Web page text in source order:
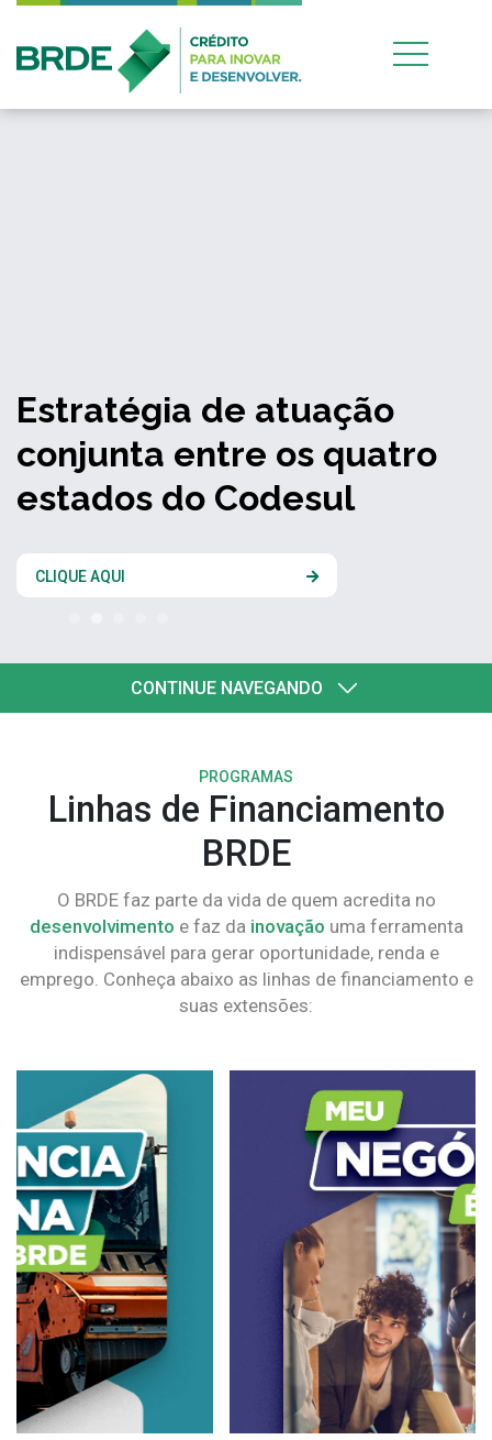
Estratégia de atuação
conjunta entre os quatro
estados do Codesul
CLIQUE AQUI
CONTINUE NAVEGANDO
PROGRAMAS
Linhas de Financiamento
BRDE
O BRDE faz parte da vida de quem acredita no
desenvolvimento e faz da inovação uma ferramenta
indispensável para gerar oportunidade, renda e
emprego. Conheça abaixo as linhas de financiamento e
suas extensões: